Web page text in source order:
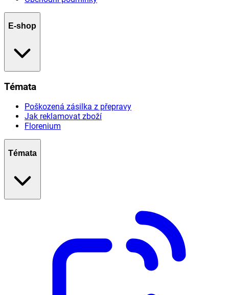
E-shop
Témata
Poškozená zásilka z přepravy
Jak reklamovat zboží
Florenium
Témata